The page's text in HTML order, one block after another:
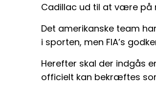
Cadillac ud til at være på
Det amerikanske team
i sporten, men FIA’s
Herefter skal der indgås
officielt kan bekræftes